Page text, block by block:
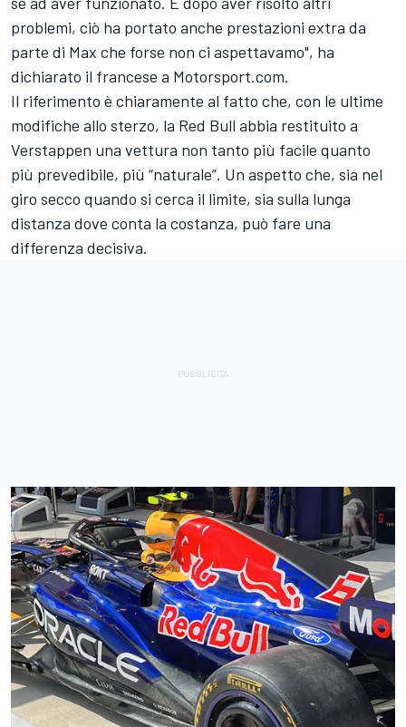
problemi, ciò ha portato anche prestazioni extra da
parte di Max che forse non ci aspettavamo", ha
dichiarato il francese a Motorsport.com.
Il riferimento è chiaramente al fatto che, con le ultime
modifiche allo sterzo, la Red Bull abbia restituito a
Verstappen una vettura non tanto più facile quanto
più prevedibile, più “naturale”. Un aspetto che, sia nel
giro secco quando si cerca il limite, sia sulla lunga
distanza dove conta la costanza, può fare una
differenza decisiva.